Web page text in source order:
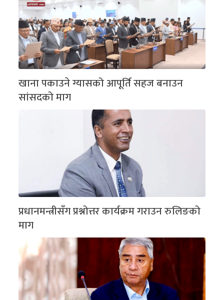
खाना पकाउने ग्यासको आपूर्ति सहज बनाउन
सांसदको माग
प्रधानमन्त्रीसँग प्रश्नोत्तर कार्यक्रम गराउन रुलिङको
माग